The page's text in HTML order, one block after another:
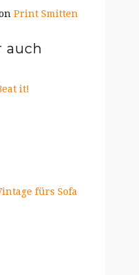
Print Smitten
auch
it!
fürs Sofa